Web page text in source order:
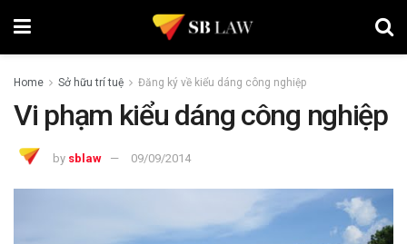
Home Sở hữu trí tuệ Đăng ký về kiểu dáng công nghiệp
Vi phạm kiểu dáng công nghiệp
by sblaw 09/09/2014